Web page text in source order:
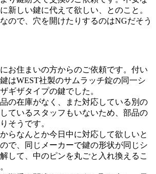
新しい鍵に代えて欲しい、とのこと。
ので、穴を開けたりするのはNGだそう
お住まいの方からのご依頼です。付い
はWEST社製のサムラッチ錠の同一シ
ギザタイプの鍵でした。
の在庫がなく、また対応している別の
ているスタッフもいないため、部品の
そうです。
らなんとか今日中に対応して欲しいと
で、同じメーカーで鍵の形状が同じシ
して、中のピンを丸ごと入れ換えるこ